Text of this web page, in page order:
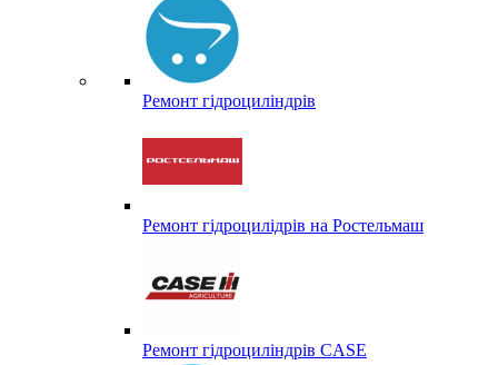
Ремонт гідроциліндрів
Ремонт гідроцилідрів на Ростельмаш
Ремонт гідроциліндрів CASE